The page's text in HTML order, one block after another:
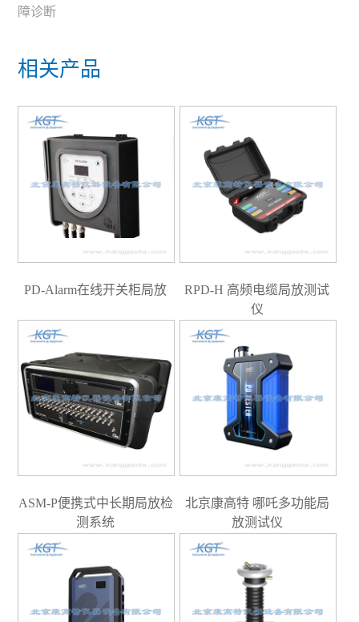
障诊断
相关产品
PD-Alarm在线开关柜局放
RPD-H 高频电缆局放测试
仪
ASM-P便携式中长期局放检
测系统
北京康高特 哪吒多功能局
放测试仪